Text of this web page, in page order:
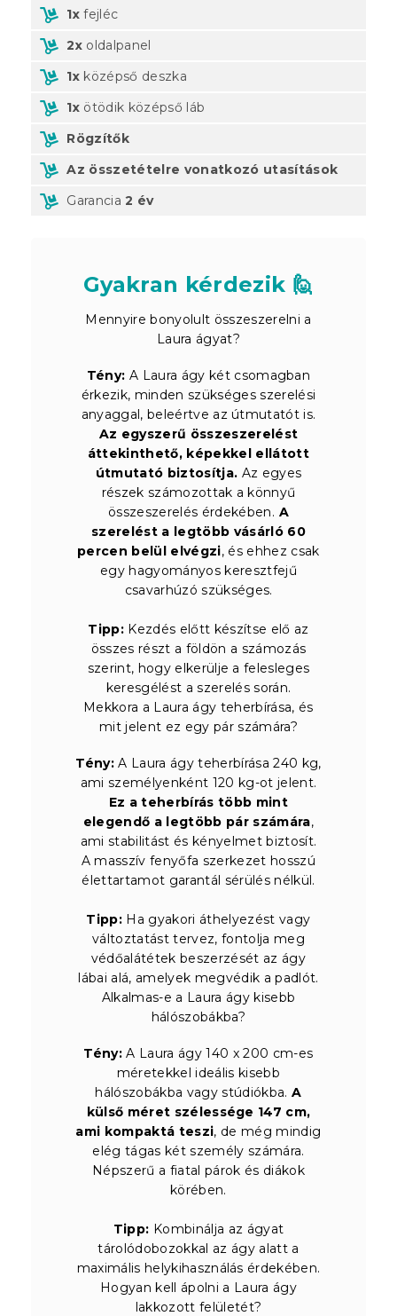
1x fejléc
2x oldalpanel
1x középső deszka
1x ötödik középső láb
Rögzítők
Az összetételre vonatkozó utasítások
Garancia 2 év
Gyakran kérdezik 🙋
Mennyire bonyolult összeszerelni a
Laura ágyat?
Tény: A Laura ágy két csomagban
érkezik, minden szükséges szerelési
anyaggal, beleértve az útmutatót is.
Az egyszerű összeszerelést
áttekinthető, képekkel ellátott
útmutató biztosítja. Az egyes
részek számozottak a könnyű
összeszerelés érdekében. A
szerelést a legtöbb vásárló 60
percen belül elvégzi, és ehhez csak
egy hagyományos keresztfejű
csavarhúzó szükséges.
Tipp: Kezdés előtt készítse elő az
összes részt a földön a számozás
szerint, hogy elkerülje a felesleges
keresgélést a szerelés során.
Mekkora a Laura ágy teherbírása, és
mit jelent ez egy pár számára?
Tény: A Laura ágy teherbírása 240 kg,
ami személyenként 120 kg-ot jelent.
Ez a teherbírás több mint
elegendő a legtöbb pár számára,
ami stabilitást és kényelmet biztosít.
A masszív fenyőfa szerkezet hosszú
élettartamot garantál sérülés nélkül.
Tipp: Ha gyakori áthelyezést vagy
változtatást tervez, fontolja meg
védőalátétek beszerzését az ágy
lábai alá, amelyek megvédik a padlót.
Alkalmas-e a Laura ágy kisebb
hálószobákba?
Tény: A Laura ágy 140 x 200 cm-es
méretekkel ideális kisebb
hálószobákba vagy stúdiókba.A
külső méret szélessége 147 cm,
ami kompaktá teszi, de még mindig
elég tágas két személy számára.
Népszerű a fiatal párok és diákok
körében.
Tipp: Kombinálja az ágyat
tárolódobozokkal az ágy alatt a
maximális helykihasználás érdekében.
Hogyan kell ápolni a Laura ágy
lakkozott felületét?